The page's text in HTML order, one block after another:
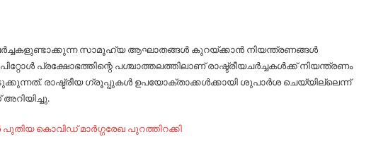
സാമൂഹ്യ ആഘാതങ്ങൾ കുറയ്ക്കാൻ നിയന്ത്രണങ്ങൾ
പ്രക്ഷോഭത്തിന്റെ പശ്ചാത്തലത്തിലാണ് രാഷ്ട്രീയചർച്ചകൾക്ക് നിയന്ത്രണം
രാഷ്ട്രീയ ഗ്രൂപ്പുകൾ ഉപയോക്താക്കൾക്കായി ശുപാർശ ചെയ്യില്ലെന്ന്
കൊവിഡ് മാര്‍ഗ്ഗരേഖ പുറത്തിറക്കി